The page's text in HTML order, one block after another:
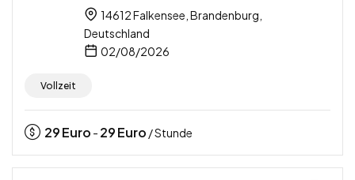
14612 Falkensee, Brandenburg,
Deutschland
02/08/2026
Vollzeit
29Euro - 29Euro / Stunde